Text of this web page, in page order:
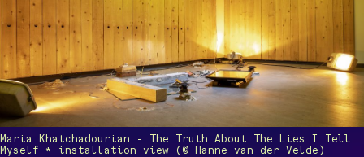
Maria Khatchadourian - The Truth About The Lies I Tell
Myself * installation view (© Hanne van der Velde)